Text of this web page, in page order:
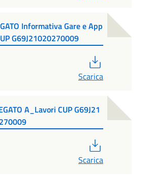
Informativa Gare e App
G69J21020270009
Scarica
A_Lavori CUP G69J21
Scarica